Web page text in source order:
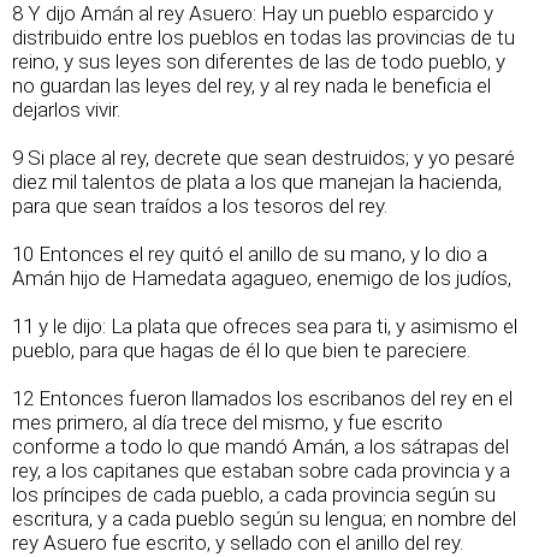
8 Y dijo Amán al rey Asuero: Hay un pueblo esparcido y
distribuido entre los pueblos en todas las provincias de tu
reino, y sus leyes son diferentes de las de todo pueblo, y
no guardan las leyes del rey, y al rey nada le beneficia el
dejarlos vivir.
9 Si place al rey, decrete que sean destruidos; y yo pesaré
diez mil talentos de plata a los que manejan la hacienda,
para que sean traídos a los tesoros del rey.
10 Entonces el rey quitó el anillo de su mano, y lo dio a
Amán hijo de Hamedata agagueo, enemigo de los judíos,
11 y le dijo: La plata que ofreces sea para ti, y asimismo el
pueblo, para que hagas de él lo que bien te pareciere.
12 Entonces fueron llamados los escribanos del rey en el
mes primero, al día trece del mismo, y fue escrito
conforme a todo lo que mandó Amán, a los sátrapas del
rey, a los capitanes que estaban sobre cada provincia y a
los príncipes de cada pueblo, a cada provincia según su
escritura, y a cada pueblo según su lengua; en nombre del
rey Asuero fue escrito, y sellado con el anillo del rey.